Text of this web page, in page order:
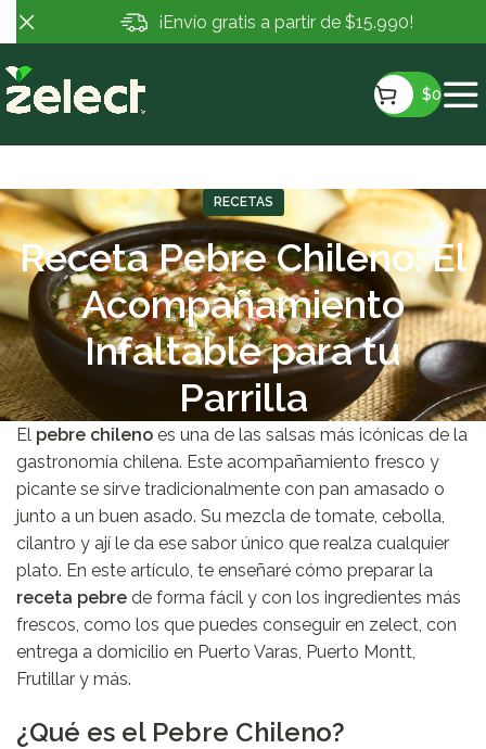
$0
RECETAS
Receta Pebre Chileno: El
Acompañamiento
Infaltable para tu
Parrilla
El pebre chileno es una de las salsas más icónicas de la
gastronomía chilena. Este acompañamiento fresco y
picante se sirve tradicionalmente con pan amasado o
junto a un buen asado. Su mezcla de tomate, cebolla,
cilantro y ají le da ese sabor único que realza cualquier
plato. En este artículo, te enseñaré cómo preparar la
receta pebre de forma fácil y con los ingredientes más
frescos, como los que puedes conseguir en zelect, con
entrega a domicilio en Puerto Varas, Puerto Montt,
Frutillar y más.
¿Qué es el Pebre Chileno?
¡Envío gratis a partir de $15.990!